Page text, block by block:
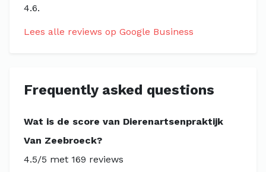
4.6.
Lees alle reviews op Google Business
Frequently asked questions
Wat is de score van Dierenartsenpraktijk
Van Zeebroeck?
4.5/5 met 169 reviews